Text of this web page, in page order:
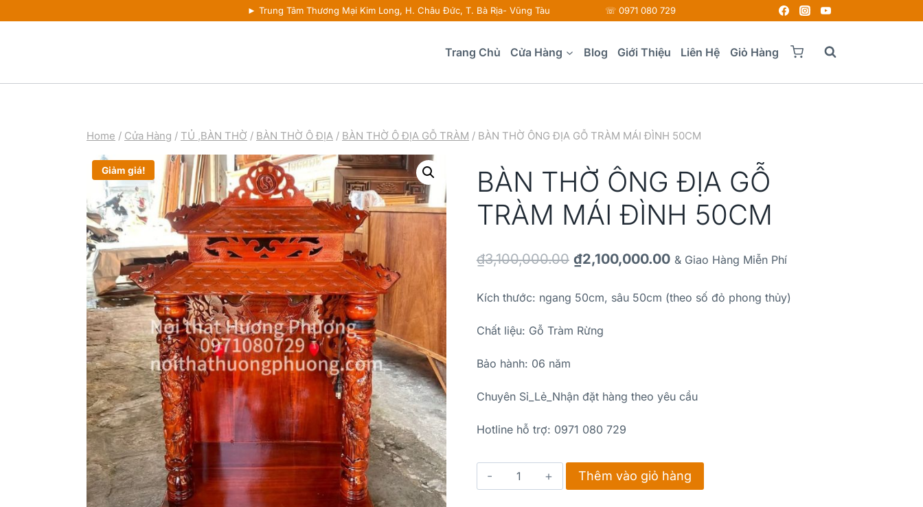
► Trung Tâm Thương Mại Kim Long, H. Châu Đức, T. Bà Rịa- Vũng Tàu ☏ 0971 080 729
Trang Chủ Cửa Hàng Blog Giới Thiệu Liên Hệ Giỏ Hàng
Home / Cửa Hàng / TỦ ,BÀN THỜ / BÀN THỜ Ô ĐỊA / BÀN THỜ Ô ĐỊA GỖ TRÀM / BÀN THỜ ÔNG ĐỊA GỖ TRÀM MÁI ĐÌNH 50CM
Giảm giá!
BÀN THỜ ÔNG ĐỊA GỖ
TRÀM MÁI ĐÌNH 50CM
₫3,100,000.00 ₫2,100,000.00 & Giao Hàng Miễn Phí
Kích thước: ngang 50cm, sâu 50cm (theo số đỏ phong thủy)
Chất liệu: Gỗ Tràm Rừng
Bảo hành: 06 năm
Chuyên Sỉ_Lẻ_Nhận đặt hàng theo yêu cầu
Hotline hỗ trợ: 0971 080 729
Thêm vào giỏ hàng